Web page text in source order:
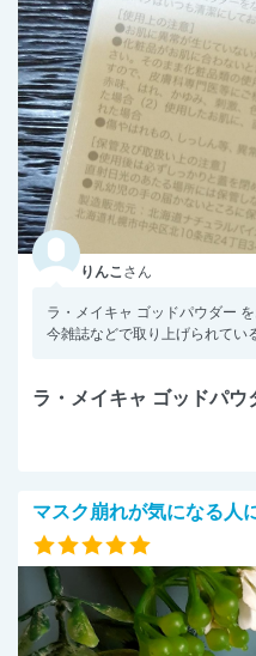
りんこさん
ラ・メイキャ ゴッドパウダー
今雑誌などで取り上げられてい
ラ・メイキャ ゴッドパウ
マスク崩れが気になる人